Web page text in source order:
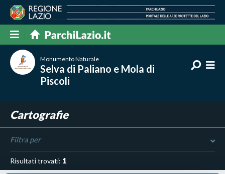
Monumento Naturale
Selva di Paliano e Mola di
Piscoli
Cartografie
Filtra per
Risultati trovati: 1